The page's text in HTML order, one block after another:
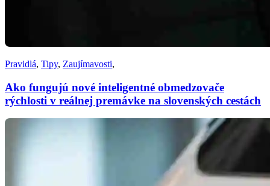
Pravidlá, Tipy, Zaujímavosti,
Ako fungujú nové inteligentné obmedzovače
rýchlosti v reálnej premávke na slovenských cestách